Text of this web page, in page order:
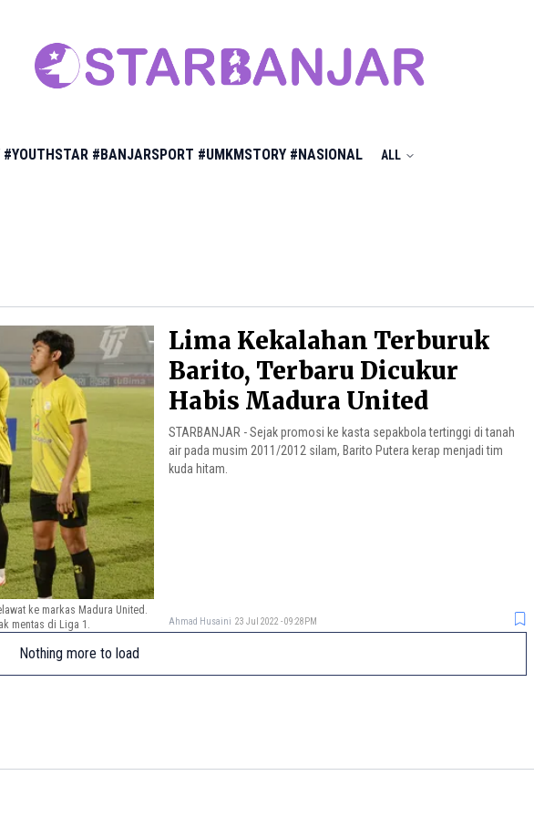
#YOUTHSTAR #BANJARSPORT #UMKMSTORY #NASIONAL ALL
Lima Kekalahan Terburuk
Barito, Terbaru Dicukur
Habis Madura United
STARBANJAR - Sejak promosi ke kasta sepakbola tertinggi di tanah
air pada musim 2011/2012 silam, Barito Putera kerap menjadi tim
kuda hitam.
Ahmad Husaini 23 Jul 2022 - 09:28PM
ke markas Madura United.
mentas di Liga 1.
Nothing more to load